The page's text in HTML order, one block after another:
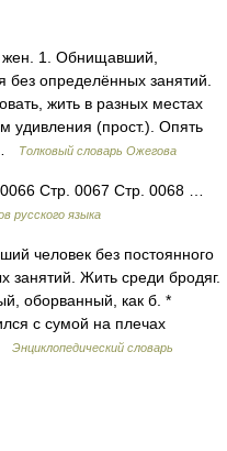
1. Обнищавший,
определённых занятий.
жить в разных местах
удивления (прост.). Опять
Толковый словарь Ожегова
Стр. 0067 Стр. 0068 …
русского языка
человек без постоянного
занятий. Жить среди бродяг.
оборванный, как б. *
с сумой на плечах
Энциклопедический словарь